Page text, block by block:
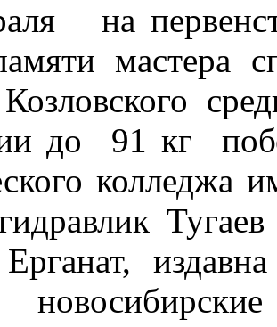
на
мастера
до 91 кг